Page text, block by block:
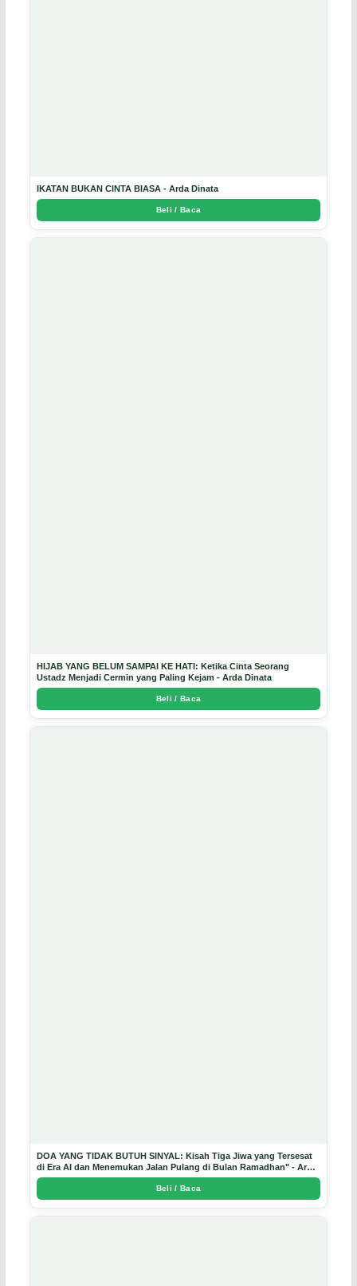
IKATAN BUKAN CINTA BIASA - Arda Dinata
Beli / Baca
HIJAB YANG BELUM SAMPAI KE HATI: Ketika Cinta Seorang
Ustadz Menjadi Cermin yang Paling Kejam - Arda Dinata
Beli / Baca
DOA YANG TIDAK BUTUH SINYAL: Kisah Tiga Jiwa yang Tersesat
di Era AI dan Menemukan Jalan Pulang di Bulan Ramadhan" - Arda
Dinata
Beli / Baca